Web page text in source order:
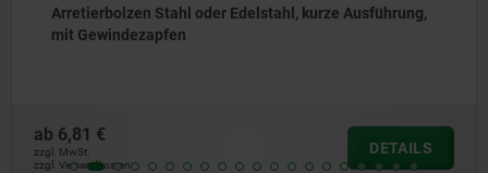
Arretierbolzen Stahl oder Edelstahl, mit Edelstahl-
Zugring
ab
zzgl. Versandkosten
DETAILS